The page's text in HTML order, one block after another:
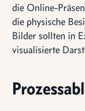
die Online-
die physische
Bilder sollten in
visualisierte